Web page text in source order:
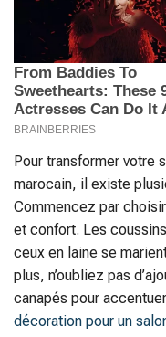
Pour transformer votre
marocain, il existe
Commencez par
et confort. Les
ceux en laine se
plus, n’oubliez pas
canapés pour
décoration pour un